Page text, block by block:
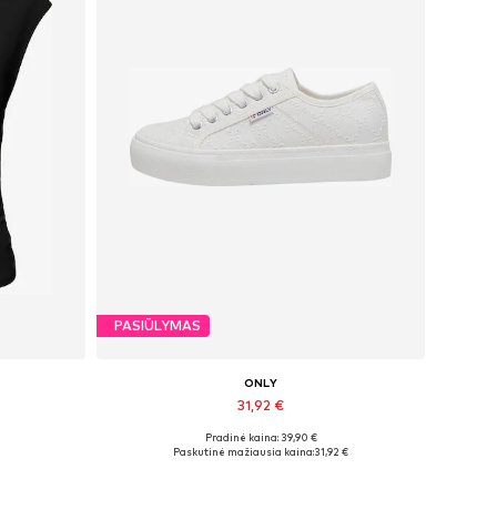
PASIŪLYMAS
ONLY
31,92 €
Galimi dydžiai: 37, 38, 39, 40, 41
Pradinė kaina: 39,90 €
Paskutinė mažiausia kaina:31,92 €